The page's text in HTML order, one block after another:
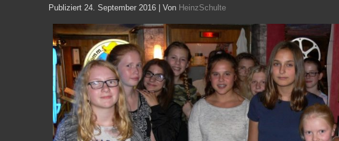
Publiziert 24. September 2016 Von HeinzSchulte